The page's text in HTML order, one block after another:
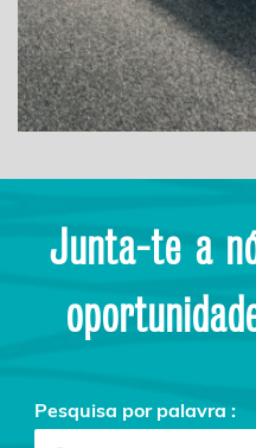
Junta-te a
Pesquisa por palavra :